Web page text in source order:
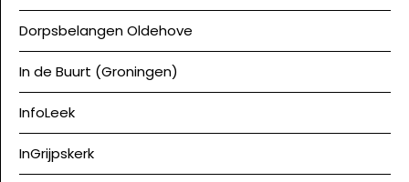
Dorpsbelangen Oldehove
In de Buurt (Groningen)
InfoLeek
InGrijpskerk